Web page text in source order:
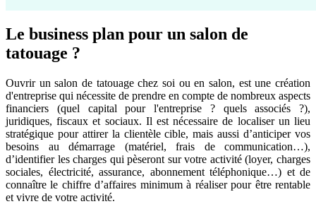
Le business plan pour un salon de
tatouage ?
Ouvrir un salon de tatouage chez soi ou en salon, est une création
d'entreprise qui nécessite de prendre en compte de nombreux aspects
financiers (quel capital pour l'entreprise ? quels associés ?),
juridiques, fiscaux et sociaux. Il est nécessaire de localiser un lieu
stratégique pour attirer la clientèle cible, mais aussi d’anticiper vos
besoins au démarrage (matériel, frais de communication…),
d’identifier les charges qui pèseront sur votre activité (loyer, charges
sociales, électricité, assurance, abonnement téléphonique…) et de
connaître le chiffre d’affaires minimum à réaliser pour être rentable
et vivre de votre activité.